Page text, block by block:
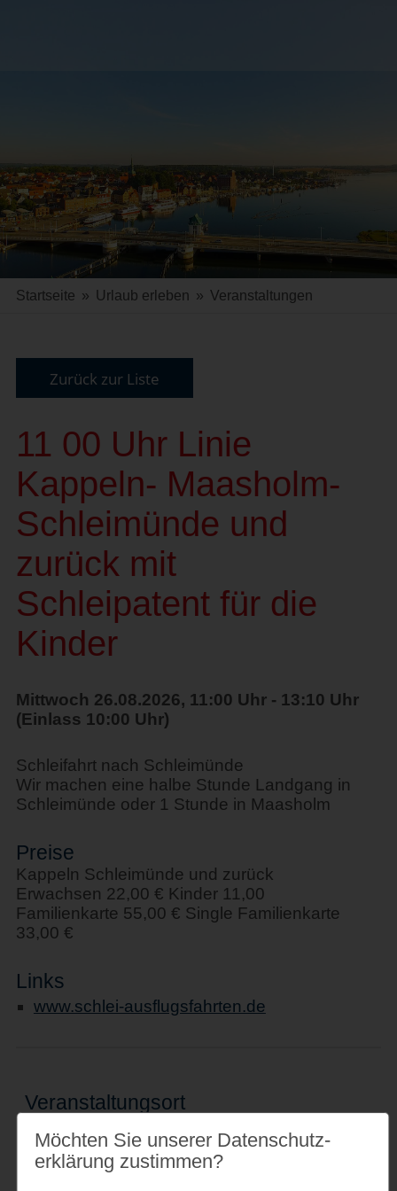
Startseite » Urlaub erleben » Veranstaltungen
Zurück zur Liste
11 00 Uhr Linie
Kappeln- Maasholm-
Schleimünde und
zurück mit
Schleipatent für die
Kinder
Mittwoch 26.08.2026, 11:00 Uhr - 13:10 Uhr
(Einlass 10:00 Uhr)
Schleifahrt nach Schleimünde
Wir machen eine halbe Stunde Landgang in
Schleimünde oder 1 Stunde in Maasholm
Preise
Kappeln Schleimünde und zurück
Erwachsen 22,00 € Kinder 11,00
Familienkarte 55,00 € Single Familienkarte
33,00 €
Links
www.schlei-ausflugsfahrten.de
Veranstaltungsort
Am Hafen 1
24376 Kappeln
Möchten Sie unserer Datenschutz­
erklärung zustimmen?